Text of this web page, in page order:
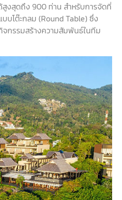
สูงสุดถึง 900 ท่าน สำหรับการจัดที่
บโต๊ะกลม (Round Table) ซึ่ง
จกรรมสร้างความสัมพันธ์ในทีม